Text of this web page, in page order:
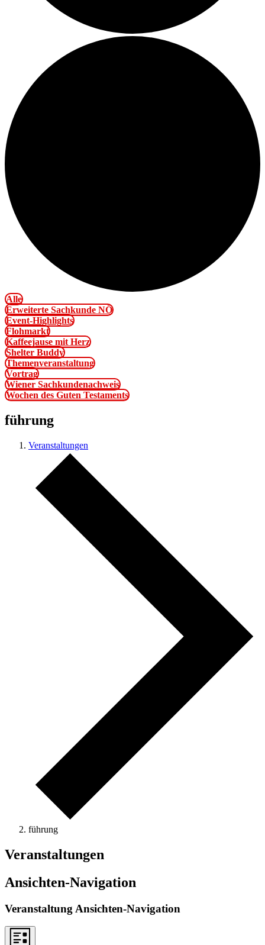
Alle
Erweiterte Sachkunde NÖ
Event-Highlights
Flohmarkt
Kaffeejause mit Herz
Shelter Buddy
Themenveranstaltung
Vortrag
Wiener Sachkundenachweis
Wochen des Guten Testaments
führung
Veranstaltungen
führung
Veranstaltungen
Ansichten-Navigation
Veranstaltung Ansichten-Navigation